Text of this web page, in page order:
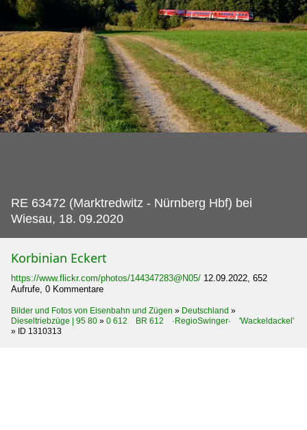
RE 63472 (Marktredwitz - Nürnberg Hbf) bei
Wiesau, 18. 09.2020
Korbinian Eckert
https://www.flickr.com/photos/144347283@N05/ 12.09.2022, 652
Aufrufe, 0 Kommentare
Bilder und Fotos von Eisenbahn und Zügen » Deutschland »
Dieseltriebzüge | 95 80 » 0 612 BR 612 ·RegioSwinger· 'Wackeldackel'
» ID 1310313